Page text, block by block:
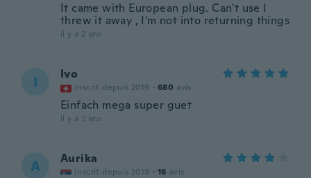
It came with European plug. Can't use I
threw it away , I'm not into returning things
il y a 2 ans
I Ivo
Inscrit depuis 2019 · 680 avis
Einfach mega super guet
il y a 2 ans
A Aurika
Inscrit depuis 2019 · 16 avis